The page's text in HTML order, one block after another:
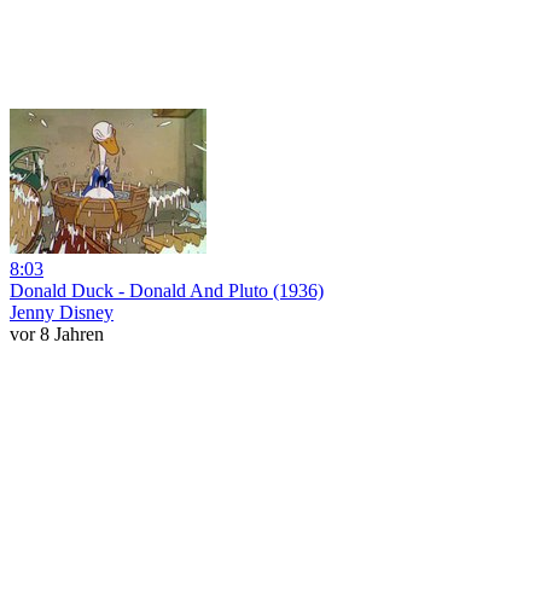
8:03
Donald Duck - Donald And Pluto (1936)
Jenny Disney
vor 8 Jahren